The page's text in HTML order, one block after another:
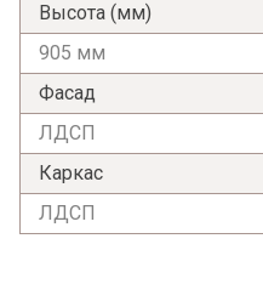
Высота (мм)
905 мм
Фасад
ЛДСП
Каркас
ЛДСП